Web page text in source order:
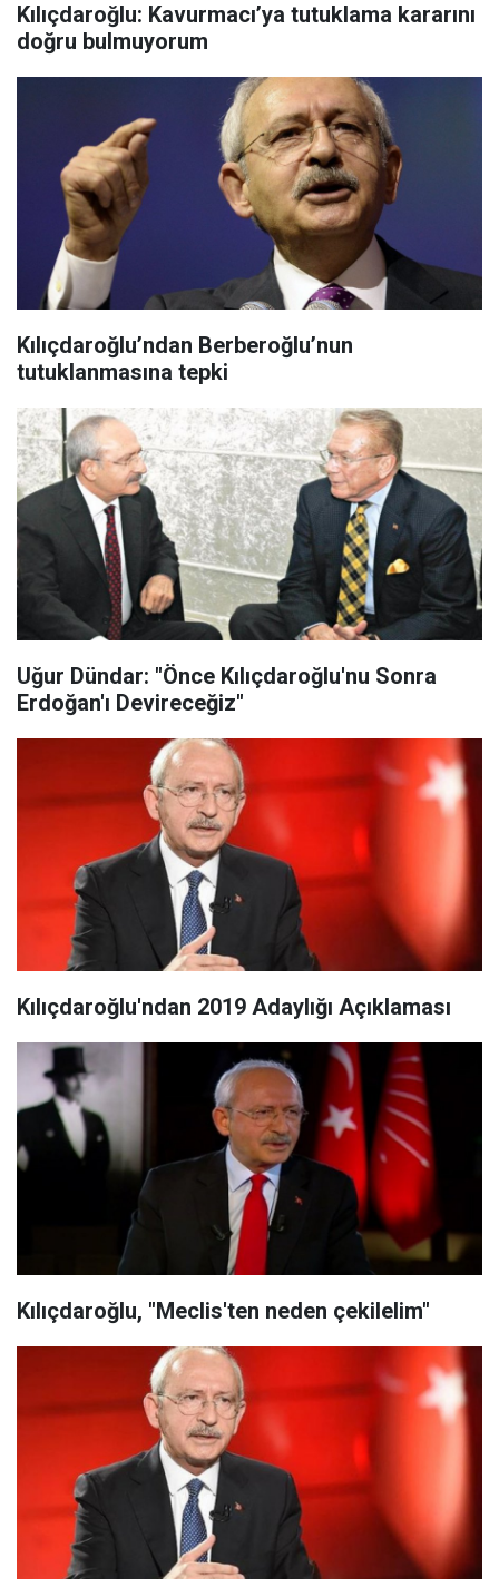
Kılıçdaroğlu: Kavurmacı’ya tutuklama kararını
doğru bulmuyorum
Kılıçdaroğlu’ndan Berberoğlu’nun
tutuklanmasına tepki
Uğur Dündar: "Önce Kılıçdaroğlu'nu Sonra
Erdoğan'ı Devireceğiz"
Kılıçdaroğlu'ndan 2019 Adaylığı Açıklaması
Kılıçdaroğlu, "Meclis'ten neden çekilelim"